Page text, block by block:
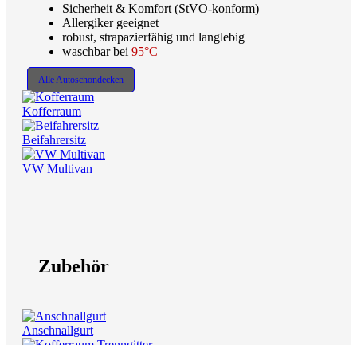
Sicherheit & Komfort (StVO-konform)
Allergiker geeignet
robust, strapazierfähig und langlebig
waschbar bei 95°C
Alle Autoschondecken
Kofferraum
Beifahrersitz
VW Multivan
Zubehör
Anschnallgurt